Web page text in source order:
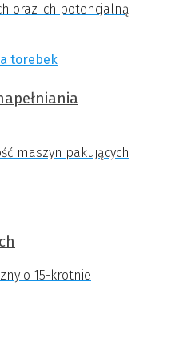
oraz ich potencjalną
maszyn pakujących
o 15-krotnie